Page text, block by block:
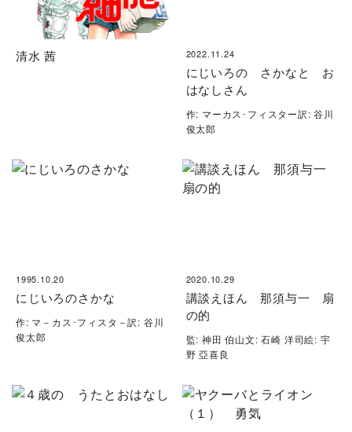
清水 茜 2022.11.24
にじいろの さかなと お
はなしさん
作: マーカス･フィスター訳: 谷川
俊太郎
1995.10.20
にじいろのさかな
作: マ－カス･フィスタ－訳: 谷川
俊太郎
2020.10.29
講談えほん 那須与一 扇
の的
監: 神田 伯山文: 石崎 洋司絵: 宇
野 亞喜良